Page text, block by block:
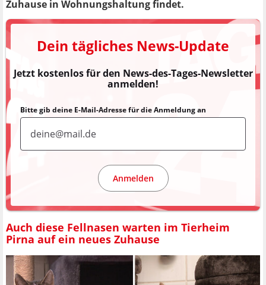
Zuhause in Wohnungshaltung findet.
Dein tägliches News-Update
Jetzt kostenlos für den News-des-Tages-Newsletter
anmelden!
Bitte gib deine E-Mail-Adresse für die Anmeldung an
Anmelden
Auch diese Fellnasen warten im Tierheim
Pirna auf ein neues Zuhause